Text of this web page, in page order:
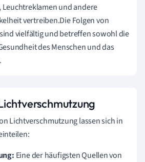
und andere
vertreiben.Die Folgen von
vielfältig und betreffen sowohl die
des Menschen und das
Lichtverschmutzung lassen sich in
Eine der häufigsten Quellen von